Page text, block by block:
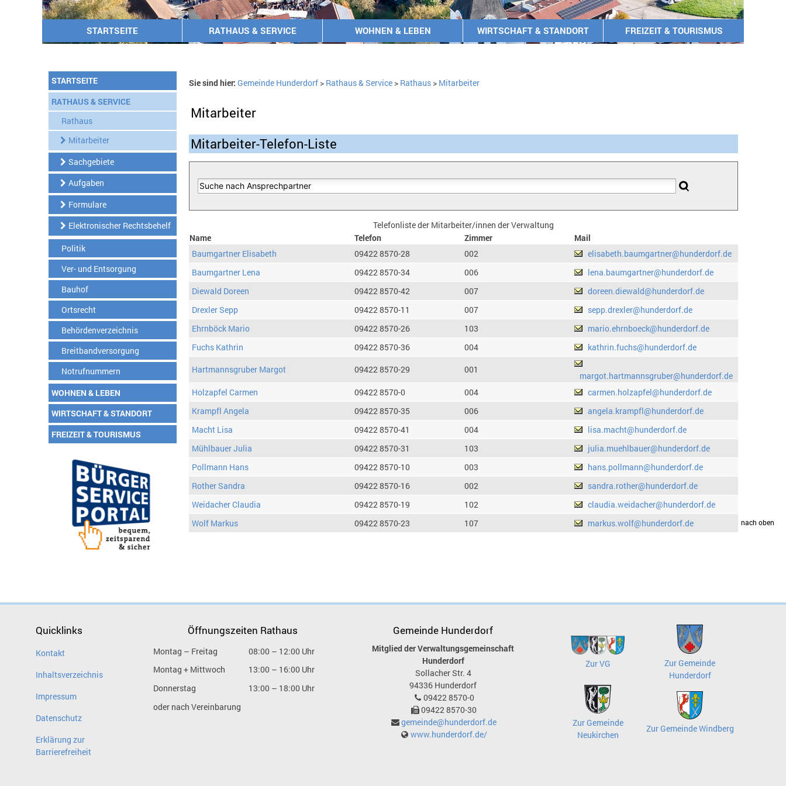
STARTSEITE RATHAUS & SERVICE WOHNEN & LEBEN WIRTSCHAFT & STANDORT FREIZEIT & TOURISMUS
STARTSEITE
RATHAUS & SERVICE
Rathaus
Mitarbeiter
Sachgebiete
Aufgaben
Formulare
Elektronischer Rechtsbehelf
Politik
Ver- und Entsorgung
Bauhof
Ortsrecht
Behördenverzeichnis
Breitbandversorgung
Notrufnummern
WOHNEN & LEBEN
WIRTSCHAFT & STANDORT
FREIZEIT & TOURISMUS
Sie sind hier: Gemeinde Hunderdorf> Rathaus & Service> Rathaus> Mitarbeiter
Mitarbeiter
Mitarbeiter-Telefon-Liste
Telefonliste der Mitarbeiter/innen der Verwaltung
Name
Telefon Zimmer
Mail
Baumgartner Elisabeth
09422 8570-28 002
elisabeth.baumgartner@hunderdorf.de
Baumgartner Lena
09422 8570-34 006
lena.baumgartner@hunderdorf.de
Diewald Doreen
09422 8570-42 007
doreen.diewald@hunderdorf.de
Drexler Sepp
09422 8570-11 007
sepp.drexler@hunderdorf.de
Ehrnböck Mario
09422 8570-26 103
mario.ehrnboeck@hunderdorf.de
Fuchs Kathrin
09422 8570-36 004
kathrin.fuchs@hunderdorf.de
Hartmannsgruber Margot
09422 8570-29 001
margot.hartmannsgruber@hunderdorf.de
Holzapfel Carmen
09422 8570-0 004
carmen.holzapfel@hunderdorf.de
Krampfl Angela
09422 8570-35 006
angela.krampfl@hunderdorf.de
Macht Lisa
09422 8570-41 004
lisa.macht@hunderdorf.de
Mühlbauer Julia
09422 8570-31 103
julia.muehlbauer@hunderdorf.de
Pollmann Hans
09422 8570-10 003
hans.pollmann@hunderdorf.de
Rother Sandra
09422 8570-16 002
sandra.rother@hunderdorf.de
Weidacher Claudia
09422 8570-19 102
claudia.weidacher@hunderdorf.de
Wolf Markus
09422 8570-23 107 markus.wolf@hunderdorf.dedrucken nach oben
Quicklinks
Kontakt
Inhaltsverzeichnis
Impressum
Datenschutz
Erklärung zur
Barrierefreiheit
Öffnungszeiten Rathaus
Montag – Freitag
08:00 – 12:00 Uhr
Montag + Mittwoch
13:00 – 16:00 Uhr
Donnerstag
13:00 – 18:00 Uhr
oder nach Vereinbarung
Gemeinde Hunderdorf
Mitglied der Verwaltungsgemeinschaft
Hunderdorf
Sollacher Str. 4
94336 Hunderdorf
09422 8570-0
09422 8570-30
gemeinde@hunderdorf.de
www.hunderdorf.de/
Zur VG
Zur Gemeinde
Hunderdorf
Zur Gemeinde
Neukirchen
Zur Gemeinde Windberg